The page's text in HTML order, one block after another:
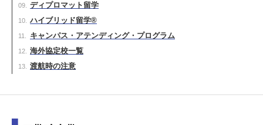
ディプロマット留学
ハイブリッド留学®
キャンパス・アテンディング・プログラム
海外協定校一覧
渡航時の注意